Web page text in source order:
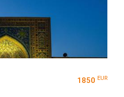
1850 EUR